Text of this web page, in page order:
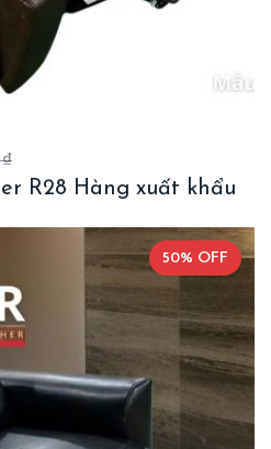
₫
R28 Hàng xuất khẩu
50% OFF